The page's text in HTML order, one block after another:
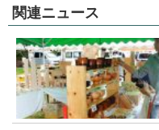
関連ニュース